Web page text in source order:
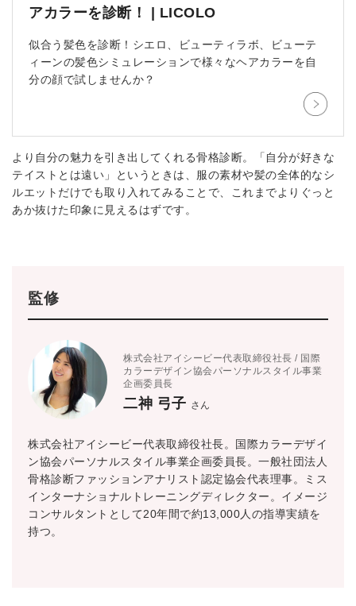
アカラーを診断！ | LICOLO
似合う髪色を診断！シエロ、ビューティラボ、ビューテ
ィーンの髪色シミュレーションで様々なヘアカラーを自
分の顔で試しませんか？
より自分の魅力を引き出してくれる骨格診断。「自分が好きな
テイストとは遠い」というときは、服の素材や髪の全体的なシ
ルエットだけでも取り入れてみることで、これまでよりぐっと
あか抜けた印象に見えるはずです。
監修
株式会社アイシービー代表取締役社長 / 国際
カラーデザイン協会パーソナルスタイル事業
企画委員長
二神 弓子 さん
株式会社アイシービー代表取締役社長。国際カラーデザイ
ン協会パーソナルスタイル事業企画委員長。一般社団法人
骨格診断ファッションアナリスト認定協会代表理事。ミス
インターナショナルトレーニングディレクター。イメージ
コンサルタントとして20年間で約13,000人の指導実績を
持つ。